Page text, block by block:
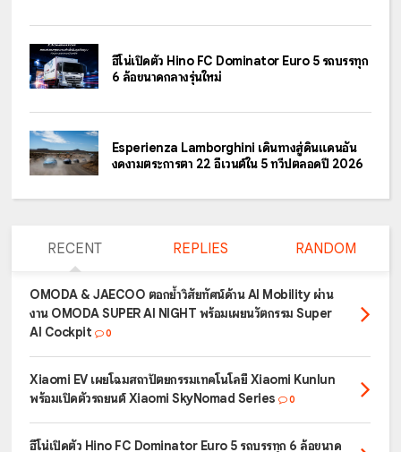
ฮีโน่เปิดตัว Hino FC Dominator Euro 5 รถบรรทุก
6 ล้อขนาดกลางรุ่นใหม่
Esperienza Lamborghini เดินทางสู่ดินแดนอัน
งดงามตระการตา 22 อีเวนต์ใน 5 ทวีปตลอดปี 2026
RECENT REPLIES RANDOM
OMODA & JAECOO ตอกย้ำวิสัยทัศน์ด้าน AI Mobility ผ่าน
งาน OMODA SUPER AI NIGHT พร้อมเผยนวัตกรรม Super
AI Cockpit
0
Xiaomi EV เผยโฉมสถาปัตยกรรมเทคโนโลยี Xiaomi Kunlun
พร้อมเปิดตัวรถยนต์ Xiaomi SkyNomad Series
0
ฮีโน่เปิดตัว Hino FC Dominator Euro 5 รถบรรทุก 6 ล้อขนาด